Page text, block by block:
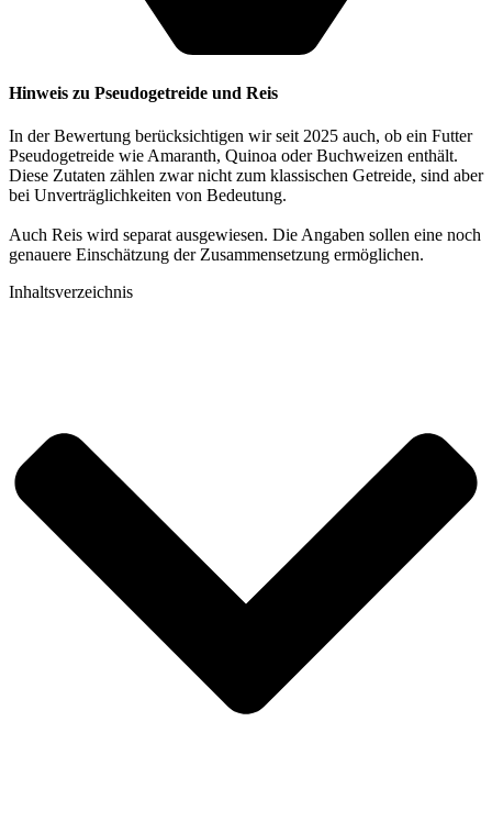
Hinweis zu Pseudogetreide und Reis
In der Bewertung berücksichtigen wir seit 2025 auch, ob ein Futter
Pseudogetreide wie Amaranth, Quinoa oder Buchweizen enthält.
Diese Zutaten zählen zwar nicht zum klassischen Getreide, sind aber
bei Unverträglichkeiten von Bedeutung.
Auch Reis wird separat ausgewiesen. Die Angaben sollen eine noch
genauere Einschätzung der Zusammensetzung ermöglichen.
Inhaltsverzeichnis​